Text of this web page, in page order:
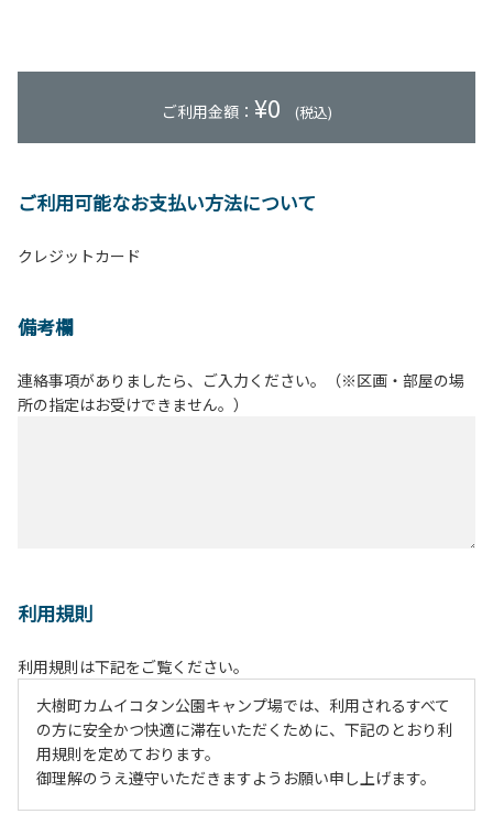
ご利用金額： ¥0 (税込)
ご利用可能なお支払い方法について
クレジットカード
備考欄
連絡事項がありましたら、ご入力ください。（※区画・部屋の場
所の指定はお受けできません。）
利用規則
利用規則は下記をご覧ください。
大樹町カムイコタン公園キャンプ場では、利用されるすべて
の方に安全かつ快適に滞在いただくために、下記のとおり利
用規則を定めております。
御理解のうえ遵守いただきますようお願い申し上げます。